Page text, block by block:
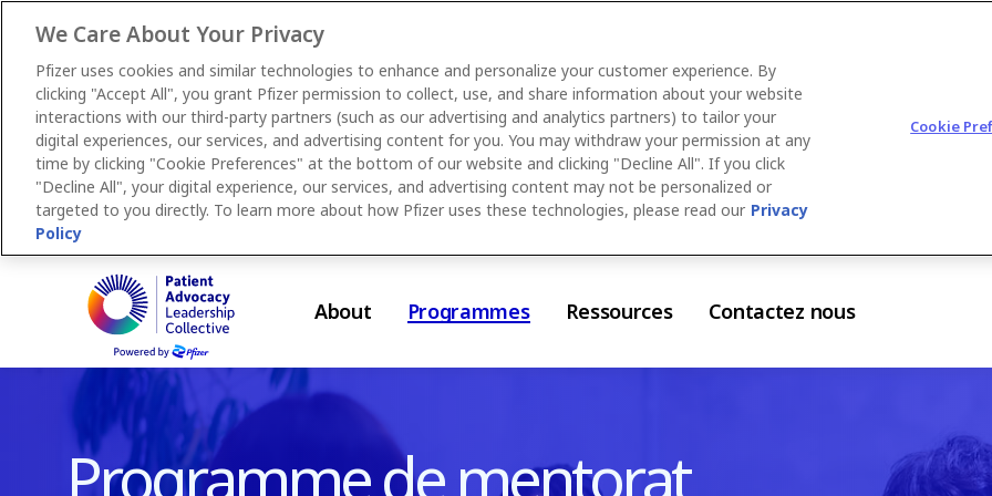
content
About Programmes Ressources Contactez nous
We Care About Your Privacy
Pfizer uses cookies and similar technologies to enhance and personalize your customer experience. By
clicking "Accept All", you grant Pfizer permission to collect, use, and share information about your website
interactions with our third-party partners (such as our advertising and analytics partners) to tailor your
digital experiences, our services, and advertising content for you. You may withdraw your permission at any
time by clicking "Cookie Preferences" at the bottom of our website and clicking "Decline All". If you click
"Decline All", your digital experience, our services, and advertising content may not be personalized or
targeted to you directly. To learn more about how Pfizer uses these technologies, please read our Privacy
Policy
Cookie